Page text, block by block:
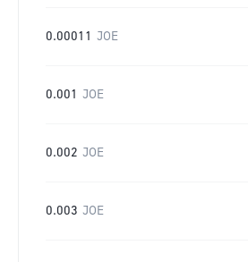
0.00011 JOE
0.001 JOE
0.002 JOE
0.003 JOE